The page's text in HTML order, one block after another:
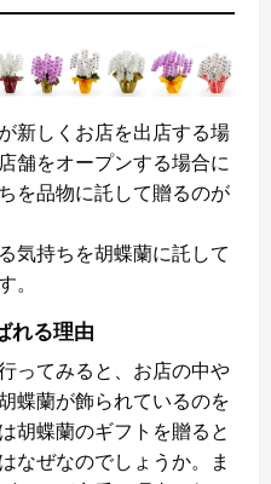
新しくお店を出店する場
舗をオープンする場合に
を品物に託して贈るのが
気持ちを胡蝶蘭に託して
。
れる理由
ってみると、お店の中や
蝶蘭が飾られているのを
胡蝶蘭のギフトを贈ると
なぜなのでしょうか。ま